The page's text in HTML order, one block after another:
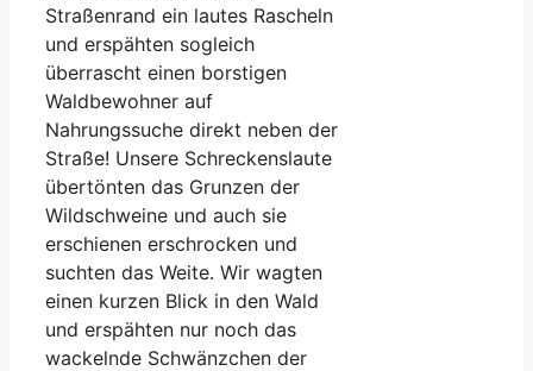
Straßenrand ein lautes Rascheln
und erspähten sogleich
überrascht einen borstigen
Waldbewohner auf
Nahrungssuche direkt neben der
Straße! Unsere Schreckenslaute
übertönten das Grunzen der
Wildschweine und auch sie
erschienen erschrocken und
suchten das Weite. Wir wagten
einen kurzen Blick in den Wald
und erspähten nur noch das
wackelnde Schwänzchen der